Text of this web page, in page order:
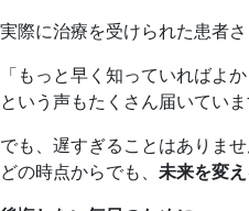
実際に治療を受けられた患者さ
「もっと早く知っていればよか
という声もたくさん届いていま
でも、遅すぎることはありませ
どの時点からでも、 未来を変